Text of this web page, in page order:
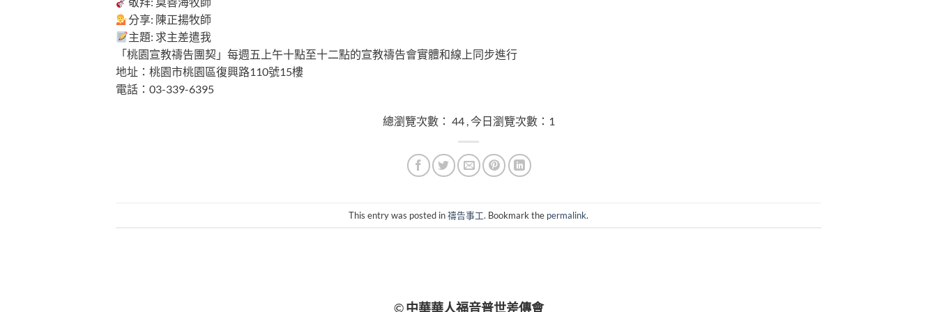
分享: 陳正揚牧師
主題: 求主差遣我
「桃園宣教禱告團契」每週五上午十點至十二點的宣教禱告會實體和線上同步進行
地址：桃園市桃園區復興路110號15樓
電話：03-339-6395
總瀏覽次數： 44 , 今日瀏覽次數：1
This entry was posted in禱告事工. Bookmark the permalink.
©中華華人福音普世差傳會